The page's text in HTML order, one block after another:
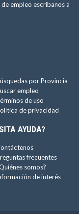
empleo escríbanos a
por Provincia
empleo
de uso
de privacidad
AYUDA?
frecuentes
somos?
de interés